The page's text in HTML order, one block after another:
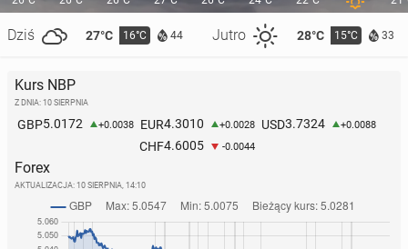
Ranking WTA: Ol­brzy­mi awans Chwa­liń­skiej,
Świątek nadal trzecia
8 czerwca, 17:00
Dziś 27°C 16°C 44 Jutro 28°C 15°C 33
Kurs NBP
Z DNIA: 10 SIERPNIA
GBP5.0172 +0.0038 EUR4.3010 +0.0028 USD3.7324 +0.0088
CHF4.6005 -0.0044
Forex
AKTUALIZACJA: 10 SIERPNIA, 14:10